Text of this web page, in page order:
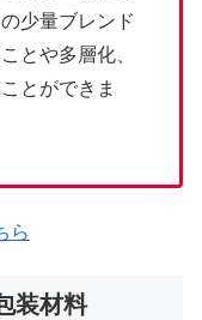
少量ブレンド
とや多層化、
とができま
ら
装材料